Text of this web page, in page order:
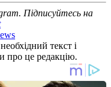
Підписуйтесь на
текст і
про це редакцію.